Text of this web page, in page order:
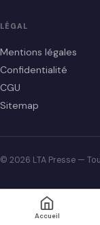
LÉGAL
Mentions légales
Confidentialité
CGU
Sitemap
© 2026 LTA Presse —
Accueil